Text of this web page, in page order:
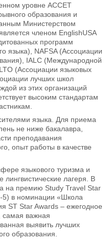
уровне ACCET
образования и
Министерством
членом EnglishUSA
программ
языка), NAFSA (Ассоциации
IALC (Международной
(Ассоциации языковых
лучших школ
из этих организаций
высоким стандартам
языка. Для приема
не ниже бакалавра,
преподавания
опыт работы в качестве
языкового туризма и
лингвистические лагеря. В
на премию Study Travel Star
5) в номинации «Школа
ST Star Awards – ежегодное
самая важная
выявить лучших
образования.